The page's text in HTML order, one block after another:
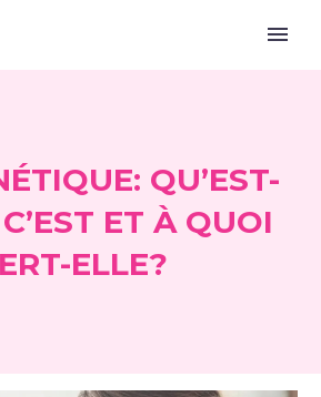
QU’EST-
ET À QUOI
ELLE?